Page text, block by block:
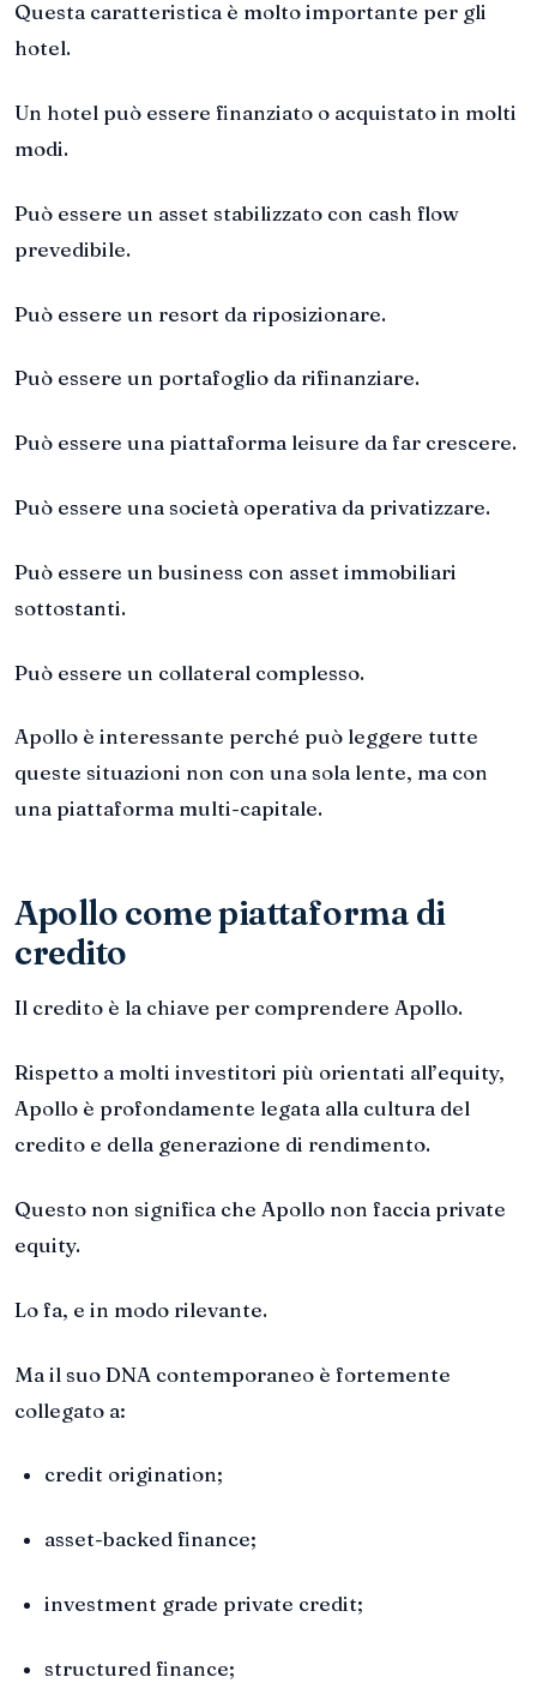
Questa caratteristica è molto importante per gli
hotel.
Un hotel può essere finanziato o acquistato in molti
modi.
Può essere un asset stabilizzato con cash flow
prevedibile.
Può essere un resort da riposizionare.
Può essere un portafoglio da rifinanziare.
Può essere una piattaforma leisure da far crescere.
Può essere una società operativa da privatizzare.
Può essere un business con asset immobiliari
sottostanti.
Può essere un collateral complesso.
Apollo è interessante perché può leggere tutte
queste situazioni non con una sola lente, ma con
una piattaforma multi-capitale.
Apollo come piattaforma di
credito
Il credito è la chiave per comprendere Apollo.
Rispetto a molti investitori più orientati all’equity,
Apollo è profondamente legata alla cultura del
credito e della generazione di rendimento.
Questo non significa che Apollo non faccia private
equity.
Lo fa, e in modo rilevante.
Ma il suo DNA contemporaneo è fortemente
collegato a:
credit origination;
asset-backed finance;
investment grade private credit;
structured finance;